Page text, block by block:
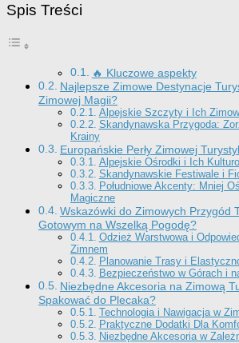
Spis Treści
🔥 Kluczowe aspekty
Najlepsze Zimowe Destynacje
Zimowej Magii?
Alpejskie Szczyty i Ich
Skandynawska Przygoda:
Krainy
Europańskie Perły Zimowej
Alpejskie Ośrodki i Ich
Skandynawskie Festiwale i
Południowe Akcenty: Mniej
Magiczne
Wskazówki do Zimowych Przygód
Gotowym na Wszelką Pogodę?
Odzież Warstwowa i
Zimnem
Planowanie Trasy i
Bezpieczeństwo w Górach i
Niezbędne Akcesoria na Zimową
Spakować do Plecaka?
Technologia i Nawigacja w
Praktyczne Dodatki Dla
Niezbędne Akcesoria w